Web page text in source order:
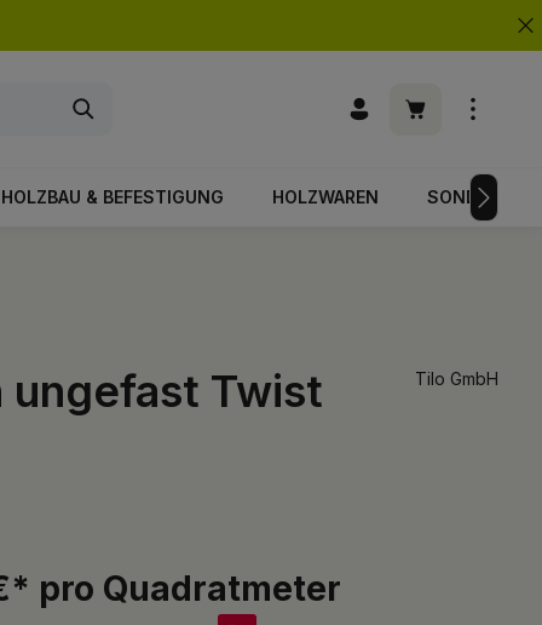
Warenkorb
HOLZBAU & BEFESTIGUNG HOLZWAREN
ungefast Twist
Tilo GmbH
pro Quadratmeter